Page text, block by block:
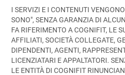
I SERVIZI E I CONTENUTI
SONO", SENZA GARANZIA DI
FA RIFERIMENTO A COGNIFIT, LE
AFFILIATI, SOCIETÀ COLLEGATE,
DIPENDENTI, AGENTI,
LICENZIATARI E APPALTATORI.
LE ENTITÀ DI COGNIFIT